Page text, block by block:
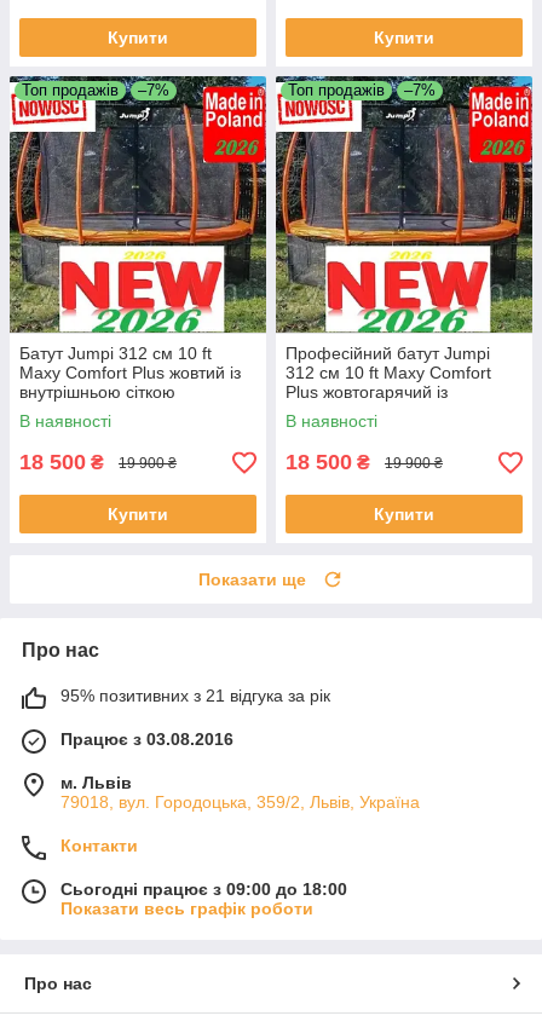
Купити Купити
Топ продажів –7%
Батут Jumpi 312 см 10 ft
Maxy Comfort Plus жовтий із
внутрішньою сіткою
В наявності
18 500 ₴ 19 900 ₴
Купити
Топ продажів –7%
Професійний батут Jumpi
312 см 10 ft Maxy Comfort
Plus жовтогарячий із
внутрішньою сіткоюююю
В наявності
18 500 ₴ 19 900 ₴
Купити
Показати ще
Про нас
95% позитивних з 21 відгука за рік
Працює з 03.08.2016
м. Львів
79018, вул. Городоцька, 359/2, Львів, Україна
Контакти
Сьогодні працює з 09:00 до 18:00
Показати весь графік роботи
Про нас